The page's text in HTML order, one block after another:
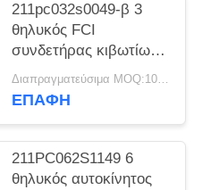
211pc032s0049-β 3
θηλυκός FCI
συνδετήρας κιβωτίων
ταχυτήτων προβολέων
καρφιτσών για
Διαπραγματεύσιμα MOQ:100 ΜΟΝΑΔΕΣ
ΕΠΑΦΉ
211PC062S1149 6
θηλυκός αυτοκίνητος